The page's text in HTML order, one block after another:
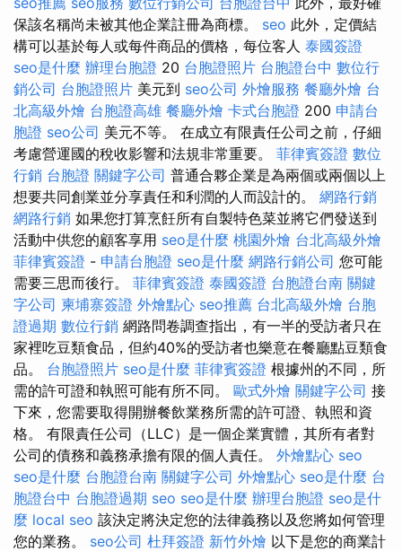
保該名稱尚未被其他企業註冊為商標。 seo 此外，定價結
構可以基於每人或每件商品的價格，每位客人 泰國簽證
seo是什麼 辦理台胞證 20 台胞證照片 台胞證台中 數位行
銷公司 台胞證照片 美元到 seo公司 外燴服務 餐廳外燴 台
北高級外燴 台胞證高雄 餐廳外燴 卡式台胞證 200 申請台
胞證 seo公司 美元不等。 在成立有限責任公司之前，仔細
考慮營運國的稅收影響和法規非常重要。 菲律賓簽證 數位
行銷 台胞證 關鍵字公司 普通合夥企業是為兩個或兩個以上
想要共同創業並分享責任和利潤的人而設計的。 網路行銷
網路行銷 如果您打算烹飪所有自製特色菜並將它們發送到
活動中供您的顧客享用 seo是什麼 桃園外燴 台北高級外燴
菲律賓簽證 - 申請台胞證 seo是什麼 網路行銷公司 您可能
需要三思而後行。 菲律賓簽證 泰國簽證 台胞證台南 關鍵
字公司 柬埔寨簽證 外燴點心 seo推薦 台北高級外燴 台胞
證過期 數位行銷 網路問卷調查指出，有一半的受訪者只在
家裡吃豆類食品，但約40%的受訪者也樂意在餐廳點豆類食
品。 台胞證照片 seo是什麼 菲律賓簽證 根據州的不同，所
需的許可證和執照可能有所不同。 歐式外燴 關鍵字公司 接
下來，您需要取得開辦餐飲業務所需的許可證、執照和資
格。 有限責任公司（LLC）是一個企業實體，其所有者對
公司的債務和義務承擔有限的個人責任。 外燴點心 seo
seo是什麼 台胞證台南 關鍵字公司 外燴點心 seo是什麼 台
胞證台中 台胞證過期 seo seo是什麼 辦理台胞證 seo是什
麼 local seo 該決定將決定您的法律義務以及您將如何管理
您的業務。 seo公司 杜拜簽證 新竹外燴 以下是您的商業計